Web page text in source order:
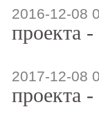
2016-12-08
проекта
2017-12-08
проекта